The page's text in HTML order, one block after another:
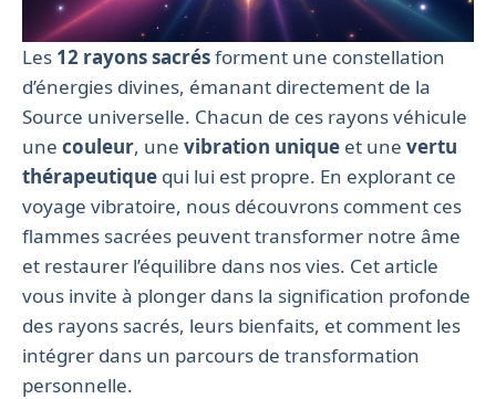
Les 12 rayons sacrésforment une constellation
d’énergies divines, émanant directement de la
Source universelle. Chacun de ces rayons véhicule
une couleur, une vibration unique et une vertu
thérapeutique qui lui est propre. En explorant ce
voyage vibratoire, nous découvrons comment ces
flammes sacrées peuvent transformer notre âme
et restaurer l’équilibre dans nos vies. Cet article
vous invite à plonger dans la signification profonde
des rayons sacrés, leurs bienfaits, et comment les
intégrer dans un parcours de transformation
personnelle.